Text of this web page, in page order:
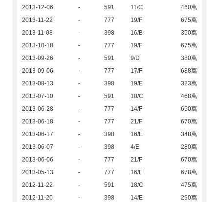
2013-12-06
- 591 11/C
460萬
2013-11-22
- 777 19/F
675萬
2013-11-08
- 398 16/B
350萬
2013-10-18
- 777 19/F
675萬
2013-09-26
- 591 9/D
380萬
2013-09-06
- 777 17/F
688萬
2013-08-13
- 398 19/E
323萬
2013-07-10
- 591 10/C
468萬
2013-06-28
- 777 14/F
650萬
2013-06-18
- 777 21/F
670萬
2013-06-17
- 398 16/E
348萬
2013-06-07
- 398 4/E
280萬
2013-06-06
- 777 21/F
670萬
2013-05-13
- 777 16/F
678萬
2012-11-22
- 591 18/C
475萬
2012-11-20
- 398 14/E
290萬